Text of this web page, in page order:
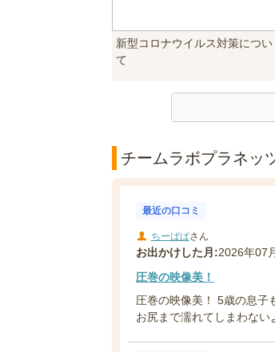
新型コロナウイルス対策につい
て
チームラボプラネッ
最近の口コミ
ちーぱぱさん
お出かけした月:2026年07
圧巻の映像美！
圧巻の映像美！ 5歳の息子
お尻まで濡れてしまわない